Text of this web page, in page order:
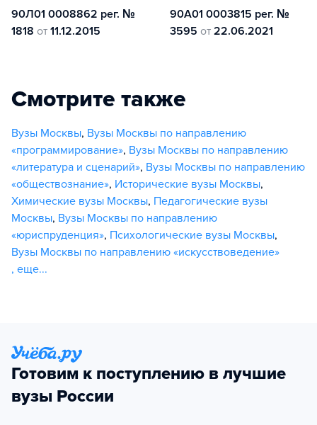
90Л01 0008862 рег. №
1818 от 11.12.2015
90А01 0003815 рег. №
3595 от 22.06.2021
Смотрите также
Вузы Москвы, Вузы Москвы по направлению
«программирование», Вузы Москвы по направлению
«литература и сценарий», Вузы Москвы по направлению
«обществознание», Исторические вузы Москвы,
Химические вузы Москвы, Педагогические вузы
Москвы, Вузы Москвы по направлению
«юриспруденция», Психологические вузы Москвы,
Вузы Москвы по направлению «искусствоведение»
, еще...
Готовим к поступлению в лучшие
вузы России